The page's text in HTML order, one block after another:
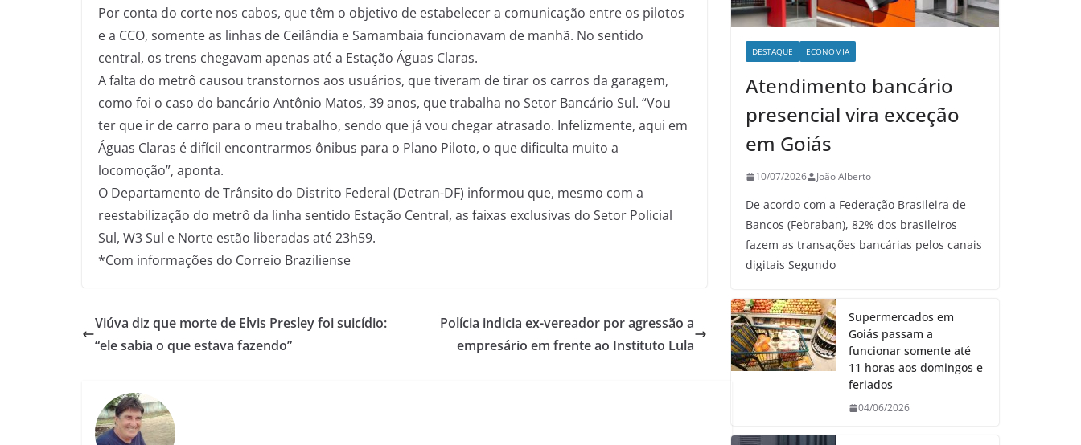
Por conta do corte nos cabos, que têm o objetivo de estabelecer a comunicação entre os pilotos
e a CCO, somente as linhas de Ceilândia e Samambaia funcionavam de manhã. No sentido
central, os trens chegavam apenas até a Estação Águas Claras.
A falta do metrô causou transtornos aos usuários, que tiveram de tirar os carros da garagem,
como foi o caso do bancário Antônio Matos, 39 anos, que trabalha no Setor Bancário Sul. “Vou
ter que ir de carro para o meu trabalho, sendo que já vou chegar atrasado. Infelizmente, aqui em
Águas Claras é difícil encontrarmos ônibus para o Plano Piloto, o que dificulta muito a
locomoção”, aponta.
O Departamento de Trânsito do Distrito Federal (Detran-DF) informou que, mesmo com a
reestabilização do metrô da linha sentido Estação Central, as faixas exclusivas do Setor Policial
Sul, W3 Sul e Norte estão liberadas até 23h59.
*Com informações do Correio Braziliense
Viúva diz que morte de Elvis Presley foi suicídio:
“ele sabia o que estava fazendo”
Polícia indicia ex-vereador por agressão a
empresário em frente ao Instituto Lula
DESTAQUE ECONOMIA
Atendimento bancário
presencial vira exceção
em Goiás
10/07/2026 João Alberto
De acordo com a Federação Brasileira de
Bancos (Febraban), 82% dos brasileiros
fazem as transações bancárias pelos canais
digitais Segundo
Supermercados em
Goiás passam a
funcionar somente até
11 horas aos domingos e
feriados
04/06/2026